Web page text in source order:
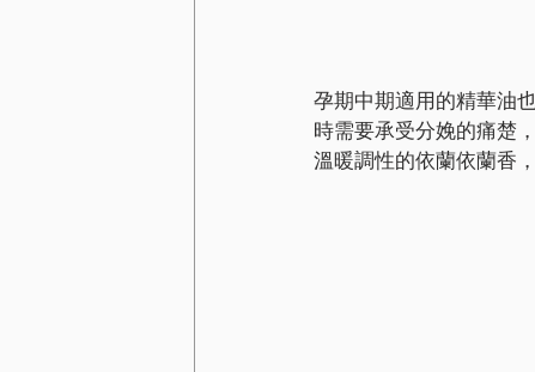
孕期中期適用的精華油
時需要承受分娩的痛楚
溫暖調性的依蘭依蘭香